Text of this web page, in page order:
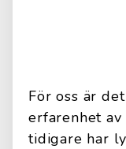
För oss är
erfarenhet av
tidigare har